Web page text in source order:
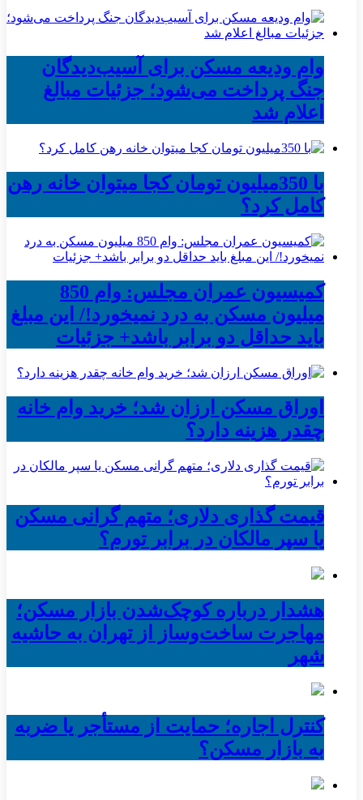
وام ودیعه مسکن برای آسیب‌دیدگان
جنگ پرداخت می‌شود؛ جزئیات مبالغ
اعلام شد
با 350میلیون تومان کجا میتوان خانه رهن
کامل کرد؟
کمیسیون عمران مجلس: وام 850
میلیون مسکن به درد نمیخورد!/ این مبلغ
باید حداقل دو برابر باشد+ جزئیات
اوراق مسکن ارزان شد؛ خرید وام خانه
چقدر هزینه دارد؟
قیمت گذاری دلاری؛ متهم گرانی مسکن
یا سپر مالکان در برابر تورم؟
هشدار درباره کوچک‌شدن بازار مسکن؛
مهاجرت ساخت‌وساز از تهران به حاشیه‌
شهر
کنترل اجاره؛ حمایت از مستأجر یا ضربه
به بازار مسکن؟